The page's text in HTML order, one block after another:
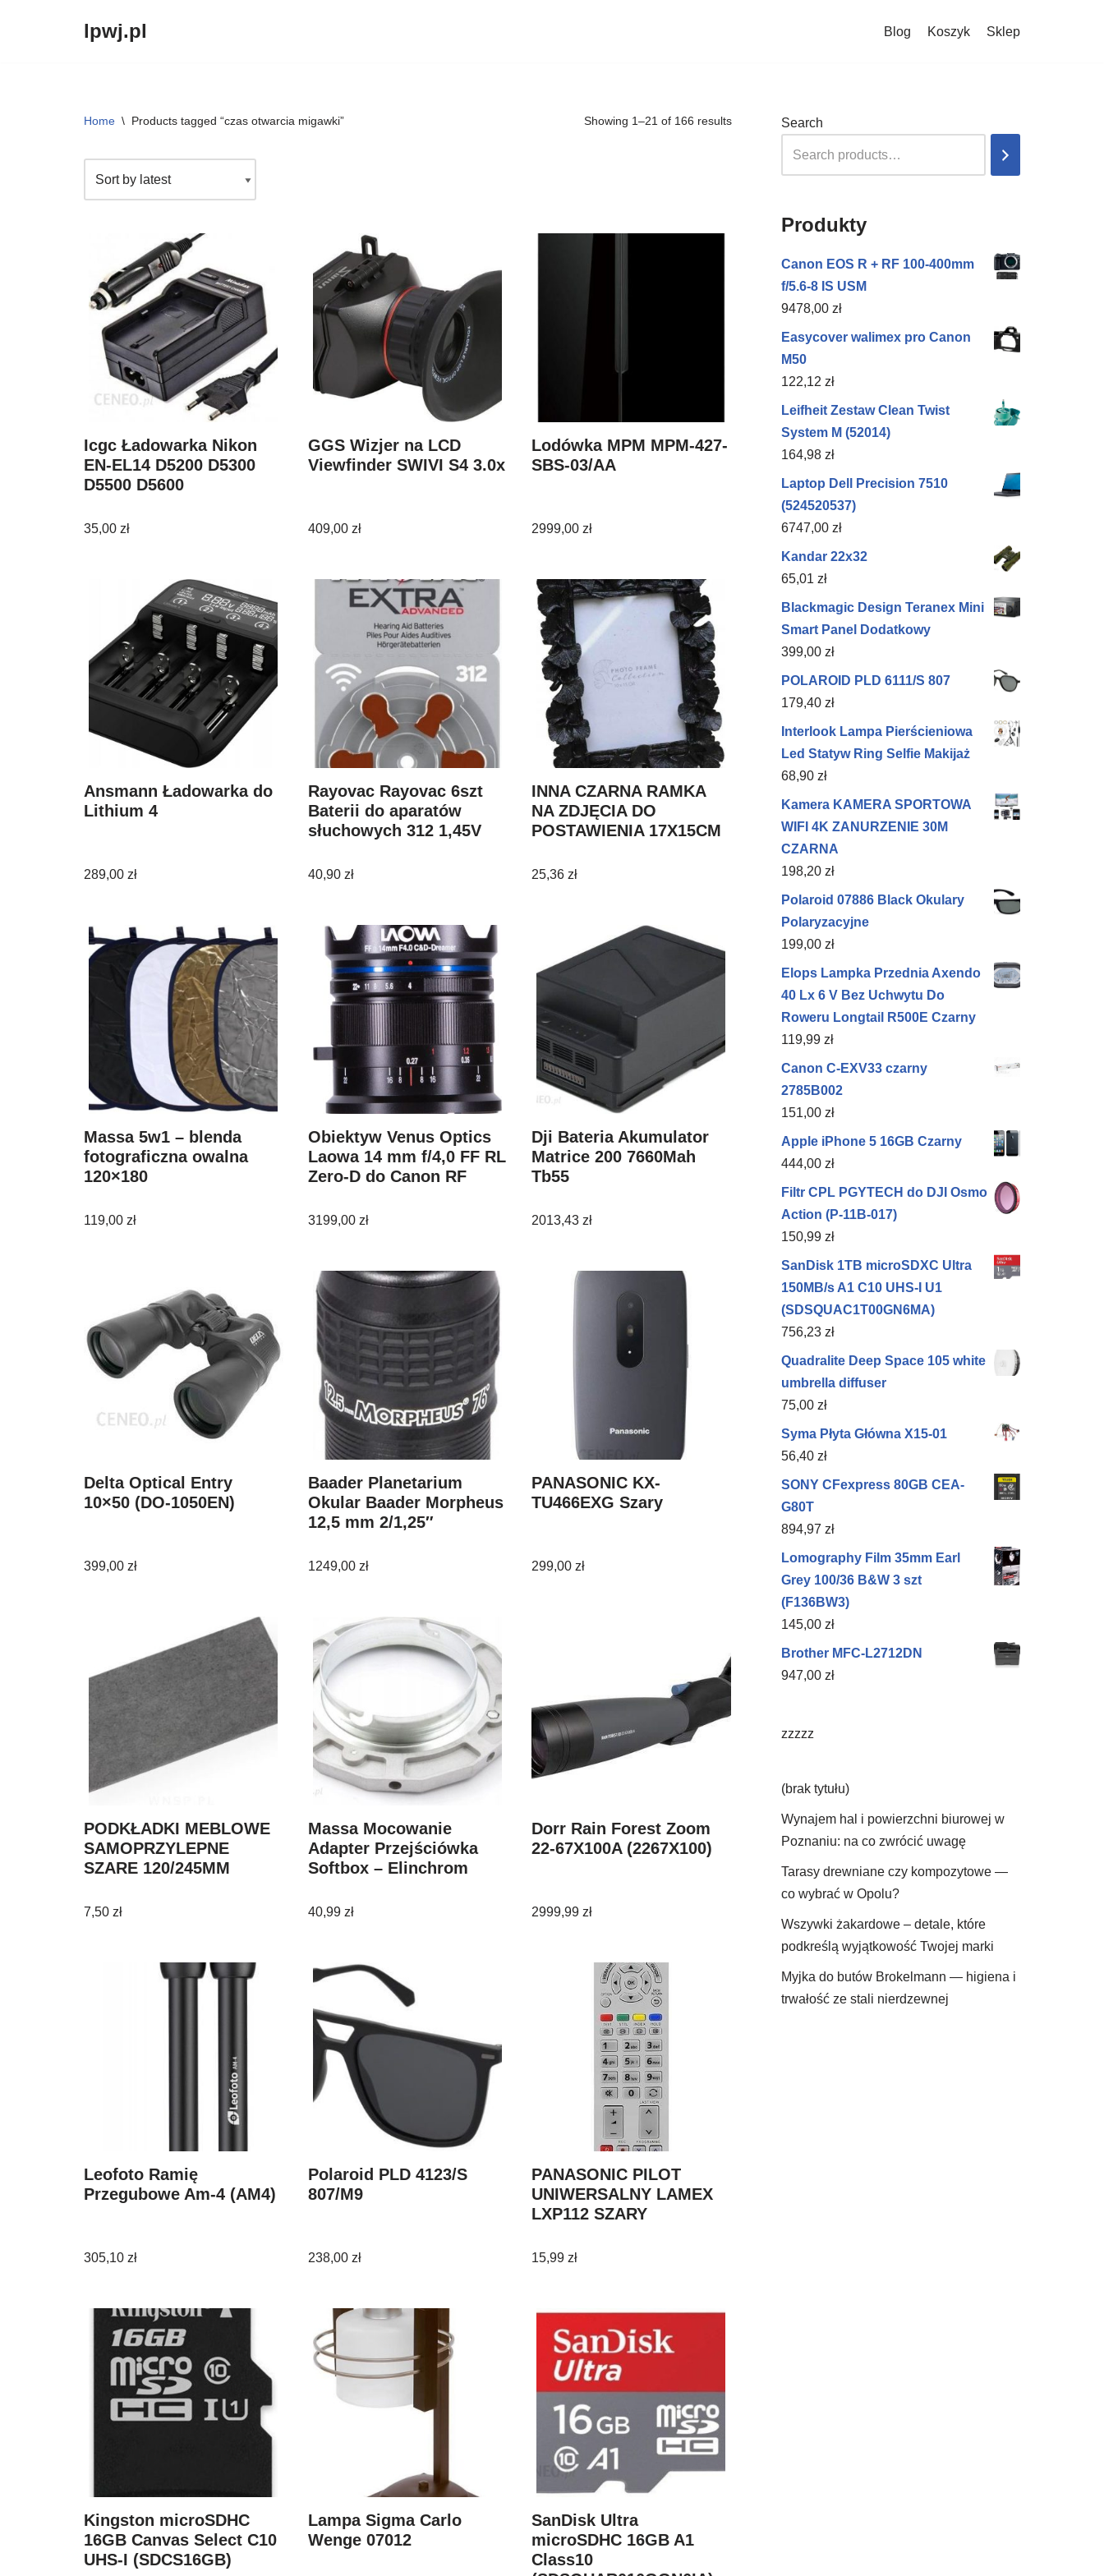
lpwj.pl Blog Koszyk Sklep
Home \ Products tagged “czas otwarcia migawki” Showing 1–21 of 166 results
Icgc Ładowarka Nikon
EN-EL14 D5200 D5300
D5500 D5600
35,00 zł
GGS Wizjer na LCD
Viewfinder SWIVI S4 3.0x
409,00 zł
Lodówka MPM MPM-427-
SBS-03/AA
2999,00zł
Ansmann Ładowarka do
Lithium 4
289,00 zł
Rayovac Rayovac 6szt
Baterii do aparatów
słuchowych 312 1,45V
40,90 zł
INNA CZARNA RAMKA
NA ZDJĘCIA DO
POSTAWIENIA 17X15CM
25,36zł
Massa 5w1 – blenda
fotograficzna owalna
120×180
119,00 zł
Obiektyw Venus Optics
Laowa 14 mm f/4,0 FF RL
Zero-D do Canon RF
3199,00 zł
Dji Bateria Akumulator
Matrice 200 7660Mah
Tb55
2013,43zł
Delta Optical Entry
10×50 (DO-1050EN)
399,00 zł
Baader Planetarium
Okular Baader Morpheus
12,5 mm 2/1,25″
1249,00 zł
PANASONIC KX-
TU466EXG Szary
299,00zł
PODKŁADKI MEBLOWE
SAMOPRZYLEPNE
SZARE 120/245MM
7,50 zł
Massa Mocowanie
Adapter Przejściówka
Softbox – Elinchrom
40,99 zł
Dorr Rain Forest Zoom
22-67X100A (2267X100)
2999,99zł
Leofoto Ramię
Przegubowe Am-4 (AM4)
305,10 zł
Polaroid PLD 4123/S
807/M9
238,00 zł
PANASONIC PILOT
UNIWERSALNY LAMEX
LXP112 SZARY
15,99zł
Kingston microSDHC
16GB Canvas Select C10
UHS-I (SDCS16GB)
Lampa Sigma Carlo
Wenge 07012
SanDisk Ultra
microSDHC 16GB A1
Class10
Search
Produkty
Canon EOS R + RF 100-400mm
f/5.6-8 IS USM
9478,00 zł
Easycover walimex pro Canon
M50
122,12 zł
Leifheit Zestaw Clean Twist
System M (52014)
164,98 zł
Laptop Dell Precision 7510
(524520537)
6747,00 zł
Kandar 22x32
65,01 zł
Blackmagic Design Teranex Mini
Smart Panel Dodatkowy
399,00 zł
POLAROID PLD 6111/S 807
179,40 zł
Interlook Lampa Pierścieniowa
Led Statyw Ring Selfie Makijaż
68,90 zł
Kamera KAMERA SPORTOWA
WIFI 4K ZANURZENIE 30M
CZARNA
198,20 zł
Polaroid 07886 Black Okulary
Polaryzacyjne
199,00 zł
Elops Lampka Przednia Axendo
40 Lx 6 V Bez Uchwytu Do
Roweru Longtail R500E Czarny
119,99 zł
Canon C-EXV33 czarny
2785B002
151,00 zł
Apple iPhone 5 16GB Czarny
444,00 zł
Filtr CPL PGYTECH do DJI Osmo
Action (P-11B-017)
150,99 zł
SanDisk 1TB microSDXC Ultra
150MB/s A1 C10 UHS-I U1
(SDSQUAC1T00GN6MA)
756,23 zł
Quadralite Deep Space 105 white
umbrella diffuser
75,00 zł
Syma Płyta Główna X15-01
56,40 zł
SONY CFexpress 80GB CEA-
G80T
894,97 zł
Lomography Film 35mm Earl
Grey 100/36 B&W 3 szt
(F136BW3)
145,00 zł
Brother MFC-L2712DN
947,00 zł
zzzzz
(brak tytułu)
Wynajem hal i powierzchni biurowej w
Poznaniu: na co zwrócić uwagę
Tarasy drewniane czy kompozytowe —
co wybrać w Opolu?
Wszywki żakardowe – detale, które
podkreślą wyjątkowość Twojej marki
Myjka do butów Brokelmann — higiena i
trwałość ze stali nierdzewnej